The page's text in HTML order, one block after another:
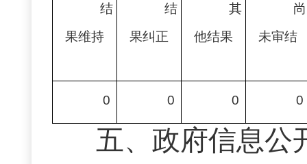
结
果维持
结
果纠正
其
他结果
尚
未审结
0 0 0 0
五、 政府信息公